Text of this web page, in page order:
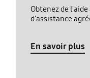
Obtenez de
d'assistance
En savoir plus